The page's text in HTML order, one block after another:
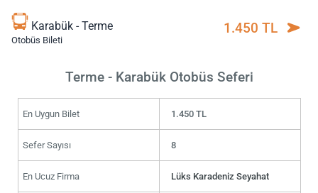
Karabük - Terme
Otobüs Bileti
1.450 TL
Terme - Karabük Otobüs Seferi
En Uygun Bilet 1.450 TL
Sefer Sayısı 8
En Ucuz Firma Lüks Karadeniz Seyahat